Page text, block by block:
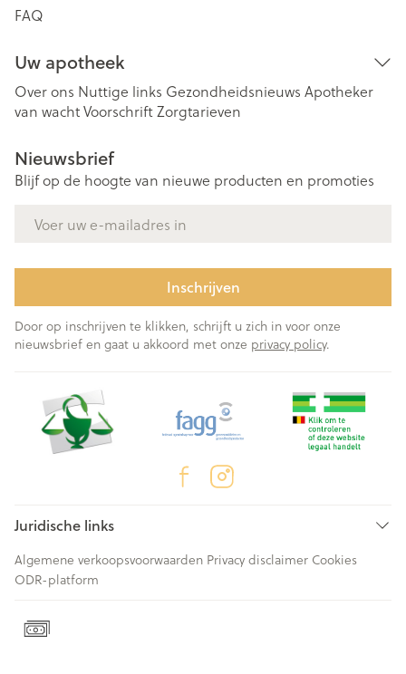
FAQ
Uw apotheek
Over ons Nuttige links Gezondheidsnieuws Apotheker
van wachtVoorschriftZorgtarieven
Nieuwsbrief
Blijf op de hoogte van nieuwe producten en promoties
Inschrijven
Door op inschrijven te klikken, schrijft u zich in voor onze
nieuwsbrief en gaat u akkoord met onze privacy policy.
Juridische links
Algemene verkoopsvoorwaarden Privacy disclaimer Cookies
ODR-platform